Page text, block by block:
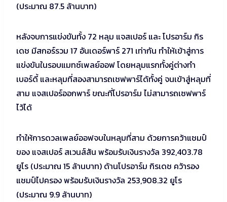
(ประมาณ 87.5 ล้านบาท)
หลังจบการแข่งขันทั้ง 72 หลุม แจสเปอร์ และ โปรอาร์ม กิร
เดช มีสกอร์รวม 17 อันเดอร์พาร์ 271 เท่ากัน ทำให้เข้าสู่การ
แข่งขันในรอบแมทซ์เพลย์ออฟ โดยหลุมแรกทั้งคู่ต่างทำ
เบอร์ดี้ และหลุมที่สองสามารถเชฟพาร์ได้ทั้งคู่ จนเข้าสู่หลุมที่
สาม แจสเปอร์ออกพาร์ ขณะที่โปรอาร์ม ไม่สามารถเซฟพาร์
ไว้ได้
ทำให้การดวลเพลย์ออฟจบในหลุมที่สาม ด้วยการคว้าแชมป์
ของ แจสเปอร์ สเวนส์สัน พร้อมรับเงินรางวัล 392,403.78
ยูโร (ประมาณ 15 ล้านบาท) ด้านโปรอาร์ม กิรเดช คว้ารอง
แชมป์ไปครอง พร้อมรับเงินรางวัล 253,908.32 ยูโร
(ประมาณ 9.9 ล้านบาท)